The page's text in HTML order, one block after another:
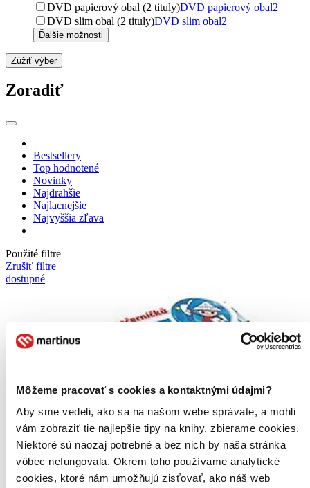
Môžeme pracovať s cookies a kontaktnými údajmi?
Aby sme vedeli, ako sa na našom webe správate, a mohli
vám zobraziť tie najlepšie tipy na knihy, zbierame cookies.
Niektoré sú naozaj potrebné a bez nich by naša stránka
vôbec nefungovala. Okrem toho používame analytické
cookies, ktoré nám umožňujú zisťovať, ako náš web
DVD papierový obal (2 tituly)DVD papierový obal2
DVD slim obal (2 tituly)DVD slim obal2
Ďalšie možnosti
Zúžiť výber
Zoradiť
Bestsellery
Top hodnotené
Novinky
Najdrahšie
Najlacnejšie
Najvyššia zľava
Použité filtre
Zrušiť filtre
dostupné